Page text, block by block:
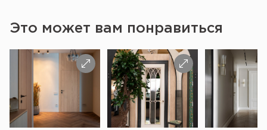
Это может вам понравиться